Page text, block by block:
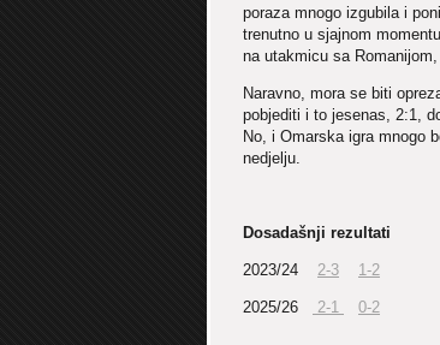
poraza mnogo izgubila i
trenutno u sjajnom
na utakmicu sa
Naravno, mora se biti
pobjediti i to jesenas, 2:1,
No, i Omarska igra mnogo
nedjelju.
Dosadašnji rezultati
2023/24 2-3 1-2
2025/26 2-1 0-2